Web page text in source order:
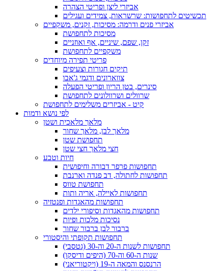
אביזרי ליצן ופריטי הצהרה
תכשיטים לתחפושות: שרשראות, צמידים ועגילים
אביזרי פנים ודרמה: מסיכות, זקנים, משקפיים
מסיכות לתחפושת
זקן, שפם, שיניים, אף ואוזניים
משקפיים לתחפושת
פריטי תפירה מיוחדים
תיקים חגורות וצעיפים
צווארונים ודגמי ג'אבו
סינרים, בטן הריון ופריטי הפעלה
שרוולים ושרוולונים לתחפושת
קיט - אביזרים משלימים לתחפושת
לפי נושא ודמות
מלאך מלאכית ושטן
מלאך לבן, מלאך שחור
תחפושת שטן
חצי מלאך חצי שטן
חיות וטבע
תחפושות פרפר דבורה וחיפושית
תחפושות לחתולה, דב פנדה וארנבת
תחפושת טווס
תחפושות לאיילה, אריה ותות
תחפושות מהאגדות ופנטזיה
תחפושות מהאגדות וסיפורי ילדים
נסיכות מלכות ופיות
ברבור לבן ברבור שחור
תחפושות תקופתי והיסטורי
תחפושות לשנות ה-20 וה-30 (גטסבי)
שנות ה-60 וה-70 (היפים ודיסקו)
הרנסנס והמאה ה-19 (ויקטוריאני)